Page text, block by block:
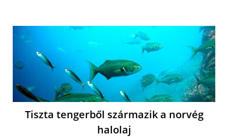
Tiszta tengerből származik a norvég
halolaj